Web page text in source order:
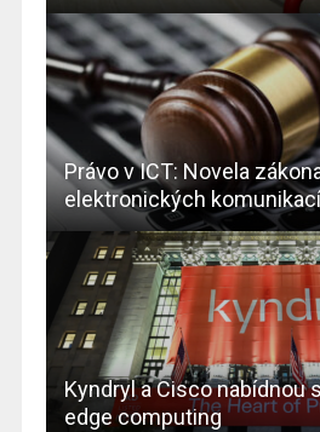
Právo v ICT: Novela
elektronických
Kyndryl a Cisco nabídnou
edge computing